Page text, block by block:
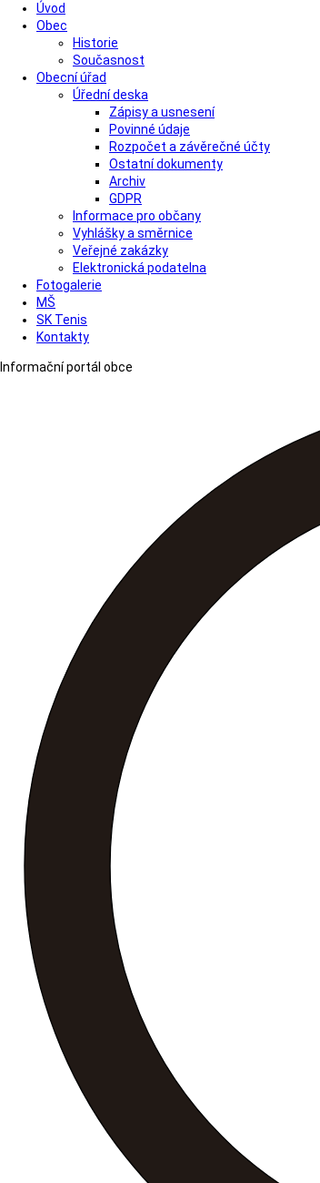
Úvod
Obec
Historie
Současnost
Obecní úřad
Úřední deska
Zápisy a usnesení
Povinné údaje
Rozpočet a závěrečné účty
Ostatní dokumenty
Archiv
GDPR
Informace pro občany
Vyhlášky a směrnice
Veřejné zakázky
Elektronická podatelna
Fotogalerie
MŠ
SK Tenis
Kontakty
Informační portál obce